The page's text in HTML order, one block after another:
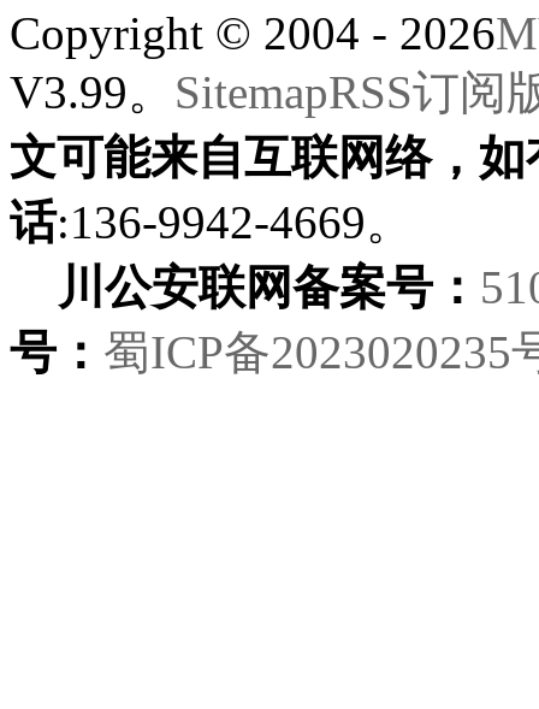
Copyright © 2004 - 2026
V3.99。 SitemapRSS订阅
文可能来自互联网络，
话:136-9942-4669。
川公安联网备案号：
号： 蜀ICP备2023020235